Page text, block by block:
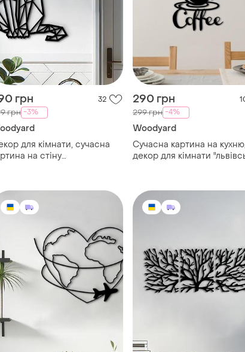
грн 32
грн -3%
для кімнати, сучасна
на стіну
290 грн
299 грн -4%
Woodyard
Сучасна картина на
декор для кімнати